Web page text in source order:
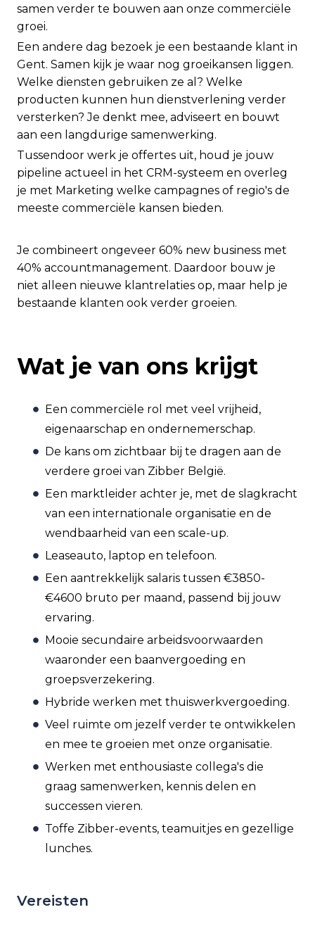
samen verder te bouwen aan onze commerciële
groei.
Een andere dag bezoek je een bestaande klant in
Gent. Samen kijk je waar nog groeikansen liggen.
Welke diensten gebruiken ze al? Welke
producten kunnen hun dienstverlening verder
versterken? Je denkt mee, adviseert en bouwt
aan een langdurige samenwerking.
Tussendoor werk je offertes uit, houd je jouw
pipeline actueel in het CRM-systeem en overleg
je met Marketing welke campagnes of regio's de
meeste commerciële kansen bieden.
Je combineert ongeveer 60% new business met
40% accountmanagement. Daardoor bouw je
niet alleen nieuwe klantrelaties op, maar help je
bestaande klanten ook verder groeien.
Wat je van ons krijgt
Een commerciële rol met veel vrijheid,
eigenaarschap en ondernemerschap.
De kans om zichtbaar bij te dragen aan de
verdere groei van Zibber België.
Een marktleider achter je, met de slagkracht
van een internationale organisatie en de
wendbaarheid van een scale-up.
Leaseauto, laptop en telefoon.
Een aantrekkelijk salaris tussen €3850-
€4600 bruto per maand, passend bij jouw
ervaring.
Mooie secundaire arbeidsvoorwaarden
waaronder een baanvergoeding en
groepsverzekering.
Hybride werken met thuiswerkvergoeding.
Veel ruimte om jezelf verder te ontwikkelen
en mee te groeien met onze organisatie.
Werken met enthousiaste collega's die
graag samenwerken, kennis delen en
successen vieren.
Toffe Zibber-events, teamuitjes en gezellige
lunches.
Vereisten